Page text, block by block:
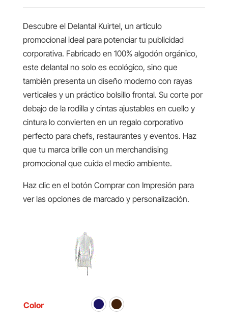
Descubre el Delantal Kuirtel, un artículo
promocional ideal para potenciar tu publicidad
corporativa. Fabricado en 100% algodón orgánico,
este delantal no solo es ecológico, sino que
también presenta un diseño moderno con rayas
verticales y un práctico bolsillo frontal. Su corte por
debajo de la rodilla y cintas ajustables en cuello y
cintura lo convierten en un regalo corporativo
perfecto para chefs, restaurantes y eventos. Haz
que tu marca brille con un merchandising
promocional que cuida el medio ambiente.
Haz clic en el botón Comprar con Impresión para
ver las opciones de marcado y personalización.
Color